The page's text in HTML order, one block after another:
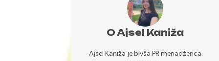
O Ajsel Kaniža
Ajsel Kaniža je bivša PR menadžerica